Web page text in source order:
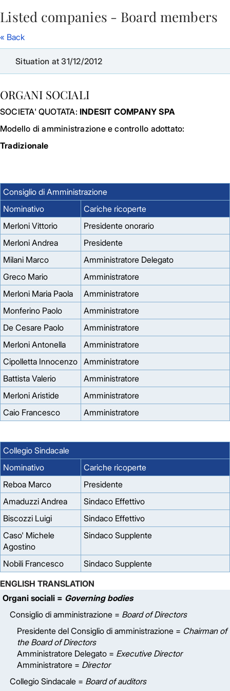
Skip to Main Content
Listed companies - Board members
« Back
Situation at 31/12/2012
ORGANI SOCIALI
SOCIETA' QUOTATA: INDESIT COMPANY SPA
Modello di amministrazione e controllo adottato:
Tradizionale
Consiglio di Amministrazione
Nominativo
Cariche ricoperte
Merloni Vittorio
Presidente onorario
Merloni Andrea
Presidente
Milani Marco
Amministratore Delegato
Greco Mario
Amministratore
Merloni Maria Paola
Amministratore
Monferino Paolo
Amministratore
De Cesare Paolo
Amministratore
Merloni Antonella
Amministratore
Cipolletta Innocenzo Amministratore
Battista Valerio
Amministratore
Merloni Aristide
Amministratore
Caio Francesco
Amministratore
Collegio Sindacale
Nominativo
Cariche ricoperte
Reboa Marco
Presidente
Amaduzzi Andrea
Sindaco Effettivo
Biscozzi Luigi
Sindaco Effettivo
Caso' Michele
Agostino
Sindaco Supplente
Nobili Francesco
Sindaco Supplente
ENGLISH TRANSLATION
Organi sociali = Governing bodies
Consiglio di amministrazione = Board of Directors
Presidente del Consiglio di amministrazione = Chairman of
the Board of Directors
Amministratore Delegato = Executive Director
Amministratore = Director
Collegio Sindacale = Board of auditors